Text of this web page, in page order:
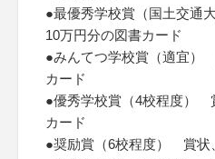
●最優秀学校賞（国土交通
10万円分の図書カード
●みんてつ学校賞（適宜）
カード
●優秀学校賞（4校程度）
カード
●奨励賞（6校程度） 賞状